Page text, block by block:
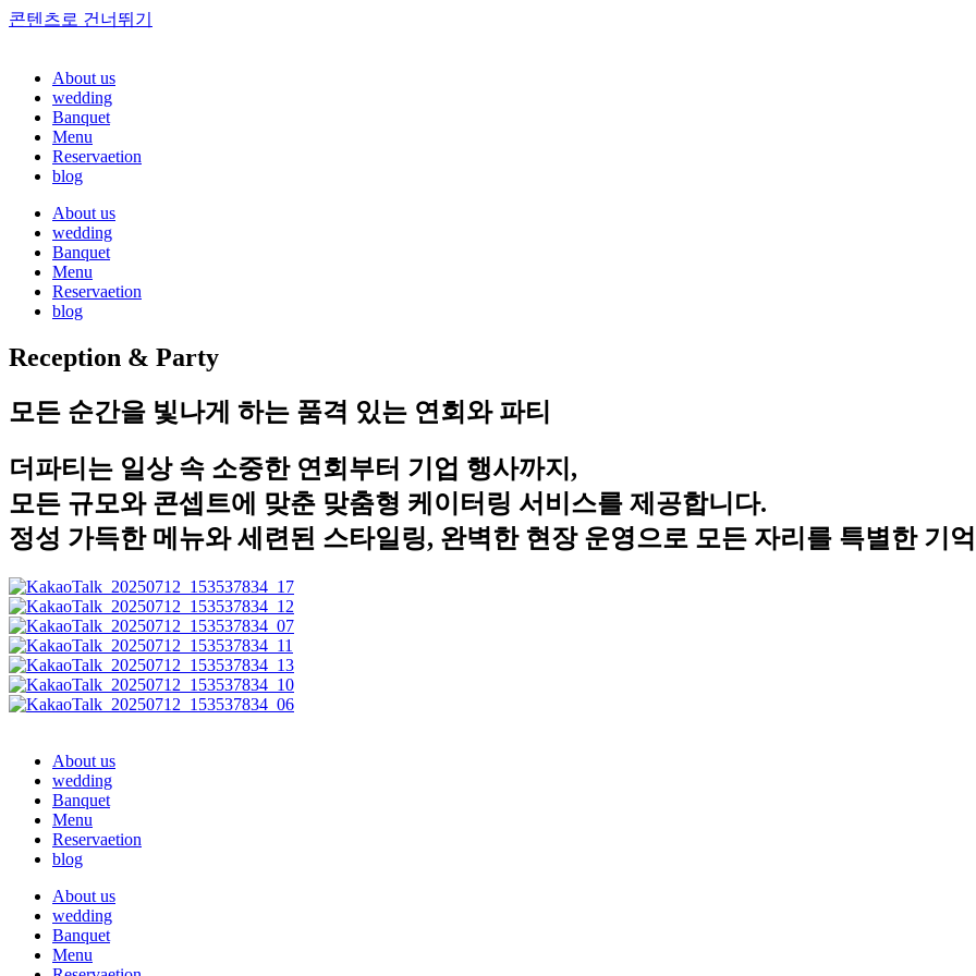
콘텐츠로 건너뛰기
About us
wedding
Banquet
Menu
Reservaetion
blog
About us
wedding
Banquet
Menu
Reservaetion
blog
Reception & Party
모든 순간을 빛나게 하는 품격 있는 연회와 파티
더파티는 일상 속 소중한 연회부터 기업 행사까지,
모든 규모와 콘셉트에 맞춘 맞춤형 케이터링 서비스를 제공합니다.
정성 가득한 메뉴와 세련된 스타일링, 완벽한 현장 운영으로 모든 자리를 특별한 기
About us
wedding
Banquet
Menu
Reservaetion
blog
About us
wedding
Banquet
Menu